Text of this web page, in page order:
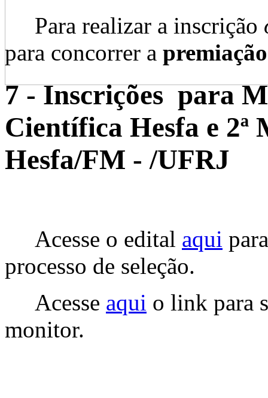
Para realizar a inscrição
para concorrer a premiação
7 - Inscrições para
Científica Hesfa e
Hesfa/FM - /UFRJ
Acesse o edital aqui
processo de seleção.
Acesse aqui o link para
monitor.